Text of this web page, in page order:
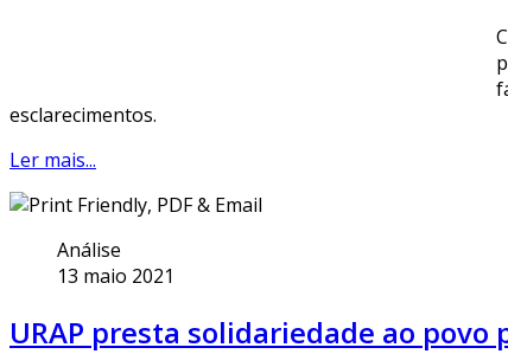
esclarecimentos.
Ler mais...
Análise
13 maio 2021
URAP presta solidariedade ao